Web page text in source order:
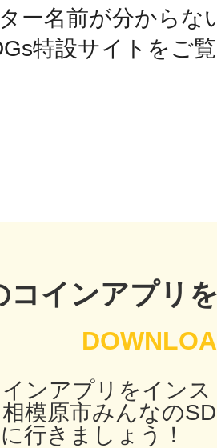
ー名前が分からな
コインアプリ
ンアプリをイン
模原市みんなの
行きましょう！
高知市
シモキ